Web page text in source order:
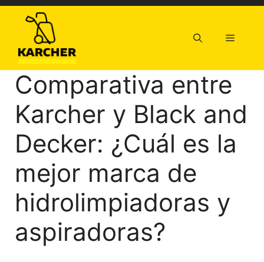
Saltar
contenido
Menú
Comparativa entre
Karcher y Black and
Decker: ¿Cuál es la
mejor marca de
hidrolimpiadoras y
aspiradoras?